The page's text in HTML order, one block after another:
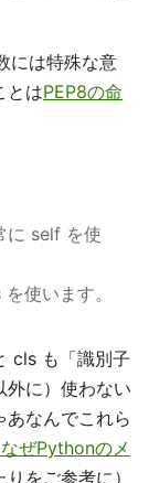
には特殊な意
とはPEP8の命
に self を使
使います。
cls も「識別子
外に）使わない
なんでこれら
ぜPythonのメ
りをご参考に）